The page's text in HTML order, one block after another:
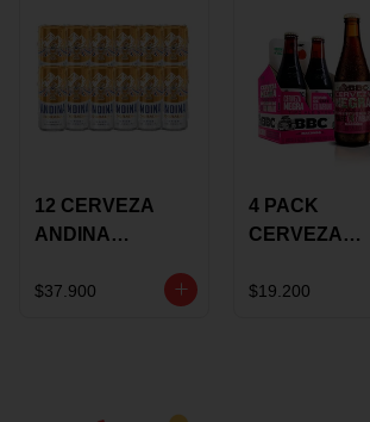
12 CERVEZA
ANDINA
LATON
$37.900
4 PACK
CERVEZA
ROSE BBC
$19.200